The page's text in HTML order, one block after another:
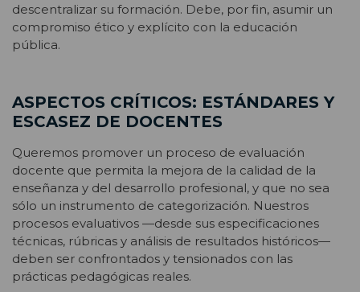
descentralizar su formación. Debe, por fin, asumir un
compromiso ético y explícito con la educación
pública.
ASPECTOS CRÍTICOS: ESTÁNDARES Y
ESCASEZ DE DOCENTES
Queremos promover un proceso de evaluación
docente que permita la mejora de la calidad de la
enseñanza y del desarrollo profesional, y que no sea
sólo un instrumento de categorización. Nuestros
procesos evaluativos —desde sus especificaciones
técnicas, rúbricas y análisis de resultados históricos—
deben ser confrontados y tensionados con las
prácticas pedagógicas reales.